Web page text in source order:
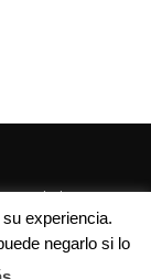
experiencia.
negarlo si lo